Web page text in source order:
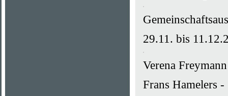
29.11. bis
Verena
Frans Hamelers